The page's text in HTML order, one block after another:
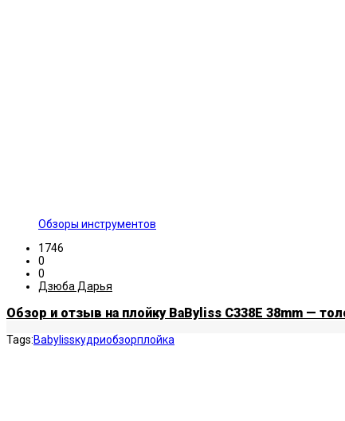
Обзоры инструментов
1746
0
0
Дзюба Дарья
Обзор и отзыв на плойку BaByliss C338E 38mm —
Tags:Babylissкудриобзорплойка